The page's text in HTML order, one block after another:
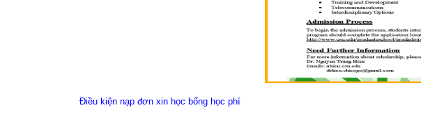
Điều kiện nạp đơn xin học bổng học phí